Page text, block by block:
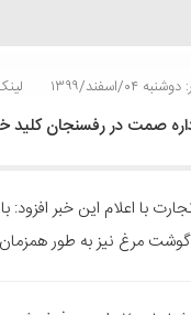
۰۴/اسفند/۱۳۹۹
گوشت مرغ نیز به طور